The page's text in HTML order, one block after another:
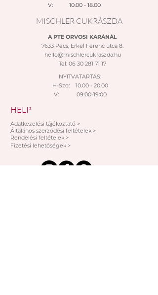
V: 10.00 - 18.00
MISCHLER CUKRÁSZDA
A PTE ORVOSI KARÁNÁL
7633 Pécs, Erkel Ferenc utca 8.
hello@mischlercukraszda.hu
Tel: 06 30 281 71 17
NYITVATARTÁS:
H-Szo: 10.00 - 20.00
V: 09:00-19:00
HELP
Adatkezelési tájékoztató >
Általános szerződési feltételek >
Rendelési feltételek >
Fizetési lehetőségek >